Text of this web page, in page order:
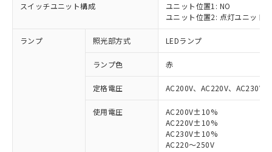
スイッチユニット構成
ユニット位置1: NO
ユニット位置2: 点灯ユニット
ランプ 照光部方式 LEDランプ
ランプ色 赤
定格電圧 AC200V、AC220V、AC230V
使用電圧
AC200V±10%
AC220V±10%
AC230V±10%
AC220～250V